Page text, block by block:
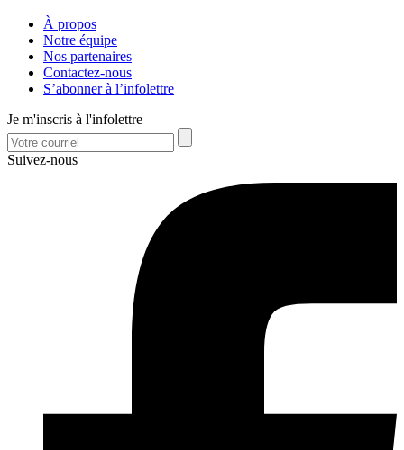
À propos
Notre équipe
Nos partenaires
Contactez-nous
S’abonner à l’infolettre
Je m'inscris à l'infolettre
Suivez-nous